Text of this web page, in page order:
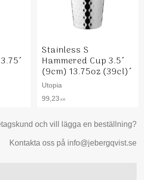
Stainless S
Hammered Cup 3.5´
(9cm) 13.75oz (39cl)´
Utopia
99,23 KR
och vill lägga en beställning?
Kontakta oss på info@jebergqvist.se